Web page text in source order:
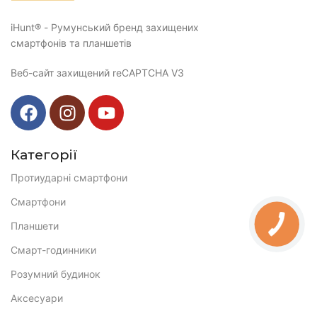
iHunt® - Румунський бренд захищених
смартфонів та планшетів
Веб-сайт захищений reCAPTCHA V3
Категорії
Протиударні смартфони
Смартфони
Планшети
Смарт-годинники
Розумний будинок
Аксесуари